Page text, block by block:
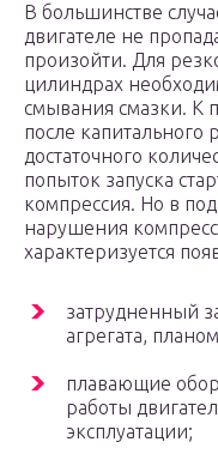
В большинстве
двигателе не
произойти. Для
цилиндрах
смывания смазки. К
после
достаточного
попыток запуска
компрессия. Но в
нарушения
характеризуется
затрудненный
агрегата,
плавающие
работы
эксплуатации;